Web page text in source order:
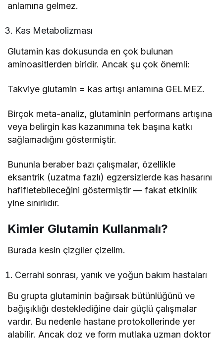
anlamına gelmez.
Kas Metabolizması
Glutamin kas dokusunda en çok bulunan
aminoasitlerden biridir. Ancak şu çok önemli:
Takviye glutamin = kas artışı anlamına GELMEZ.
Birçok meta-analiz, glutaminin performans artışına
veya belirgin kas kazanımına tek başına katkı
sağlamadığını göstermiştir.
Bununla beraber bazı çalışmalar, özellikle
eksantrik (uzatma fazlı) egzersizlerde kas hasarını
hafifletebileceğini göstermiştir — fakat etkinlik
yine sınırlıdır.
Kimler Glutamin Kullanmalı?
Burada kesin çizgiler çizelim.
Cerrahi sonrası, yanık ve yoğun bakım hastaları
Bu grupta glutaminin bağırsak bütünlüğünü ve
bağışıklığı desteklediğine dair güçlü çalışmalar
vardır. Bu nedenle hastane protokollerinde yer
alabilir. Ancak doz ve form mutlaka uzman doktor